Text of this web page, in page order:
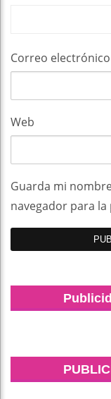
Correo electrónico
Web
Guarda mi
navegador para